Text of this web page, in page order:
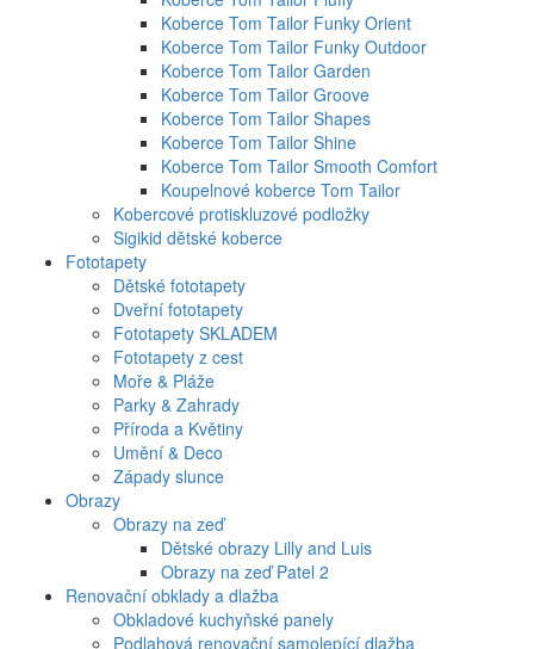
Koberce Tom Tailor Funky Orient
Koberce Tom Tailor Funky Outdoor
Koberce Tom Tailor Garden
Koberce Tom Tailor Groove
Koberce Tom Tailor Shapes
Koberce Tom Tailor Shine
Koberce Tom Tailor Smooth Comfort
Koupelnové koberce Tom Tailor
Kobercové protiskluzové podložky
Sigikid dětské koberce
Fototapety
Dětské fototapety
Dveřní fototapety
Fototapety SKLADEM
Fototapety z cest
Moře & Pláže
Parky & Zahrady
Příroda a Květiny
Umění & Deco
Západy slunce
Obrazy
Obrazy na zeď
Dětské obrazy Lilly and Luis
Obrazy na zeď Patel 2
Renovační obklady a dlažba
Obkladové kuchyňské panely
Podlahová renovační samolepící dlažba